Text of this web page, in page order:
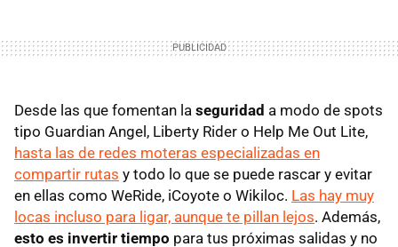
Desde las que fomentan la seguridad a modo de spots
tipo Guardian Angel, Liberty Rider o Help Me Out Lite,
hasta las de redes moteras especializadas en
compartir rutas y todo lo que se puede rascar y evitar
en ellas como WeRide, iCoyote o Wikiloc. Las hay muy
locas incluso para ligar, aunque te pillan lejos. Además,
esto es invertir tiempo para tus próximas salidas y no